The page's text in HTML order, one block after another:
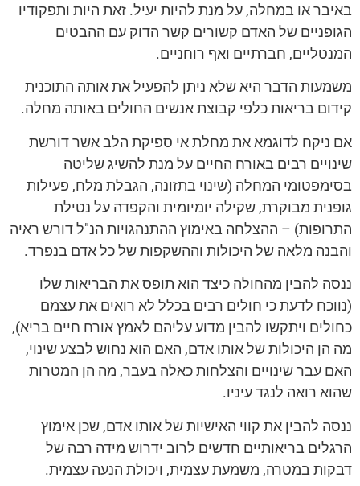
באיבר או במחלה, על מנת להיות יעיל. זאת היות ותפקודיו
הגופניים של האדם קשורים קשר הדוק עם ההבטים
המנטליים, חברתיים ואף רוחניים.
משמעות הדבר היא שלא ניתן להפעיל את אותה התוכנית
קידום בריאות כלפי קבוצת אנשים החולים באותה מחלה.
אם ניקח לדוגמא את מחלת אי ספיקת הלב אשר דורשת
שינויים רבים באורח החיים על מנת להשיג שליטה
בסימפטומי המחלה (שינוי בתזונה, הגבלת מלח, פעילות
גופנית מבוקרת, שקילה יומיומית והקפדה על נטילת
התרופות) – ההצלחה באימוץ ההתנהגויות הנ"ל דורש ראיה
והבנה מלאה של היכולות וההשקפות של כל אדם בנפרד.
ננסה להבין מהחולה כיצד הוא תופס את הבריאות שלו
(נווכח לדעת כי חולים רבים בכלל לא רואים את עצמם
כחולים ויתקשו להבין מדוע עליהם לאמץ אורח חיים בריא),
מה הן היכולות של אותו אדם, האם הוא נחוש לבצע שינוי,
האם עבר שינויים והצלחות כאלה בעבר, מה הן המטרות
שהוא רואה לנגד עיניו.
ננסה להבין את קווי האישיות של אותו אדם, שכן אימוץ
הרגלים בריאותיים חדשים לרוב ידרוש מידה רבה של
דבקות במטרה, משמעת עצמית, ויכולת הנעה עצמית.